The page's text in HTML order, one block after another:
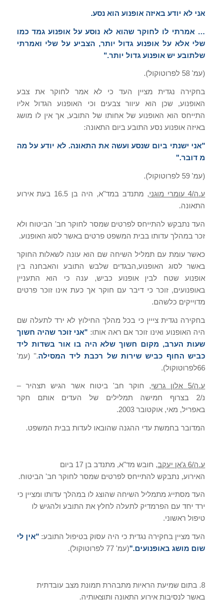
אני לא יודע באיזה אופנוע הוא נסע.
… אמרתי לו לחוקר שהוא לא נוסע על אופנוע גמד כמו
שלי אלא על אופנוע גדול יותר, הצביע על שלי ואמרתי
שלתובע יש אופנוע גדול יותר."
(עמ' 58 לפרוטוקול).
בחקירה נגדית מציין העד כי לא אמר לחוקר את צבע
האופנוע, שכן הוא עיוור צבעים וכי האופנוע הגדול אליו
התייחס הוא האופנוע של אחותו של התובע,אך אין לו מושג
באיזה אופנוע נסע התובע ביום התאונה:
"אני ישנתי ביום שנסע ועשה את התאונה. לא יודע על מה
מ דובר."
(עמ' 59 לפרוטוקול).
ע.ה/4 עומרי מוגני, מתנדב במד"א, היה בן 16.5 בעת אירוע
התאונה.
העד נתבקש להתייחס לפרטים שמסר לחוקר חב' הביטוח ולא
זכר במהלך עדותו בבית המשפט פרטים באשר לסוג האופנוע.
כאשר עומת עם תמליל השיחה שם הוא עונה לשאלות החוקר
באשר לסוג האופנוע,הבגדים שלבש התובע והאבחנה בין
אופנוע שטח לבין אופנוע כביש, ענה כי הוא התעניין
באופנועים, זוכר כי דיבר עם חוקר אך כעת אינו זוכר פרטים
מדוייקים כלשהם.
בחקירה נגדית צייין כי בכל מהלך החילוץ לא ירד לתעלה שם
היה האופנוע ואינו זוכר אם ראה אותו:
"אני זוכר שהיה חשוך
שעות הערב, מקום חשוך שלא היה בו אור בשדות ליד
כביש החוף כביש שירות של רכבת ליד המסילה."
(עמ'
66לפרוטוקול).
ע.ה/5 אלון גרשי, חוקר חב'ביטוח אשר הגיש תצהיר –
נ/2
בצרוף חמישה תמלילים של העדים אותם חקר
באפריל, מאי, אוקטובר 2003.
המדובר בחמשת עדי ההגנה שהובאו לעדות בבית המשפט.
ע.ה/6 ג'אן יעקב, חובש מד"א, מתנדב בן 17 ביום
האירוע, נתבקש להתייחס לפרטים שמסר לחוקר חב' הביטוח.
העד מסתייג מתמליל השיחה שהוצג לו במהלך עדותו ומציין כי
ירד יחד עם הפרמדיק לתעלה לחלץ את התובע ולהגיש לו
טיפול ראשוני.
העד מציין בחקירה נגדית כי היה עסוק בטיפול התובע:
"אין לי
שום מושג באופנועים."
(עמ' 77 לפרוטוקול).
8. בתום שמיעת הראיות מתבהרת תמונת מצב עובדתית
באשר לנסיבות אירוע התאונה ותוצאותיה.